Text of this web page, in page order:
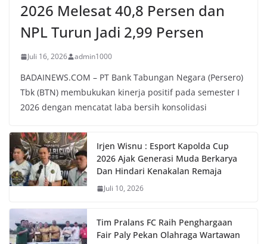
2026 Melesat 40,8 Persen dan
NPL Turun Jadi 2,99 Persen
Juli 16, 2026 admin1000
BADAINEWS.COM – PT Bank Tabungan Negara (Persero)
Tbk (BTN) membukukan kinerja positif pada semester I
2026 dengan mencatat laba bersih konsolidasi
Irjen Wisnu : Esport Kapolda Cup
2026 Ajak Generasi Muda Berkarya
Dan Hindari Kenakalan Remaja
Juli 10, 2026
Tim Pralans FC Raih Penghargaan
Fair Paly Pekan Olahraga Wartawan